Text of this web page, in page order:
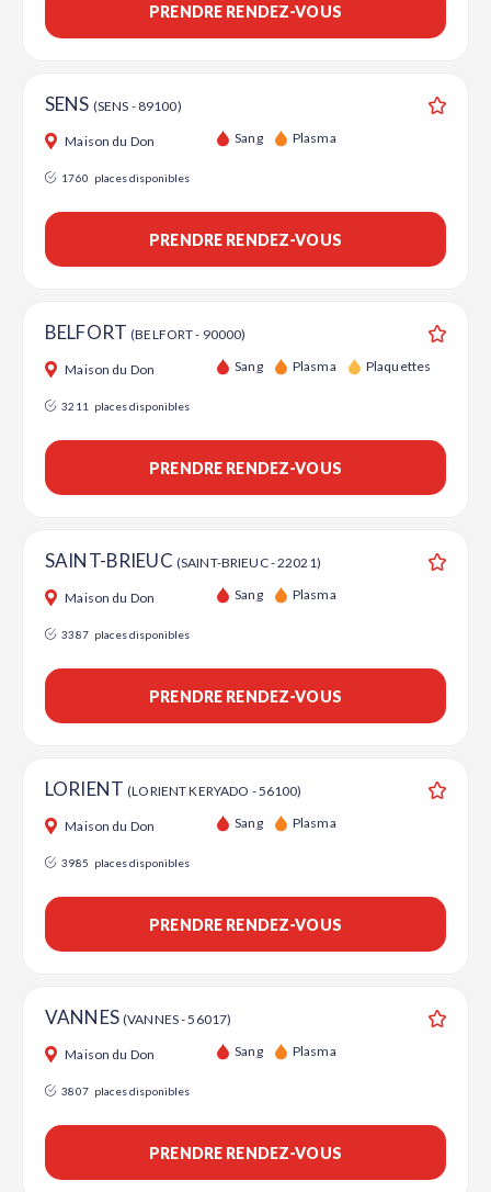
PRENDRE RENDEZ-VOUS
SENS (SENS - 89100)
Maison du Don Sang Plasma
1760 places disponibles
PRENDRE RENDEZ-VOUS
BELFORT(BELFORT - 90000)
Maison du Don Sang Plasma Plaquettes
3211 places disponibles
PRENDRE RENDEZ-VOUS
SAINT-BRIEUC (SAINT-BRIEUC - 22021)
Maison du Don Sang Plasma
3387 places disponibles
PRENDRE RENDEZ-VOUS
LORIENT(LORIENT KERYADO - 56100)
Maison du Don Sang Plasma
3985 places disponibles
PRENDRE RENDEZ-VOUS
VANNES (VANNES - 56017)
Maison du Don Sang Plasma
3807 places disponibles
PRENDRE RENDEZ-VOUS